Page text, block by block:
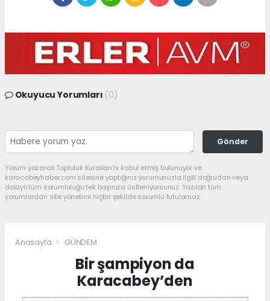
Okuyucu Yorumları (0)
Gönder
Yorum yazarak Topluluk Kuralları’nı kabul etmiş bulunuyor ve
karacabeyhaber.com sitesine yaptığınız yorumunuzla ilgili doğrudan veya
dolaylı tüm sorumluluğu tek başınıza üstleniyorsunuz. Yazılan tüm
yorumlardan site yönetimi hiçbir şekilde sorumlu tutulamaz.
Anasayfa GÜNDEM
Bir şampiyon da
Karacabey’den